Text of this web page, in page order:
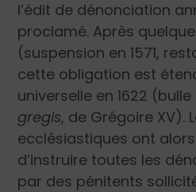
l’édit de dénonciation
proclamé. Après
(suspension en 1571,
cette obligation est
universelle en 1622 (bulle
gregis, de Grégoire XV).
ecclésiastiques ont
d’instruire toutes les
par des pénitents